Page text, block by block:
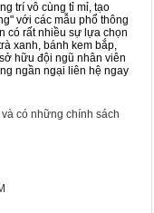
trí vô cùng tỉ mỉ, tạo
với các mẫu phổ thông
có rất nhiều sự lựa chọn
xanh, bánh kem bắp,
hữu đội ngũ nhân viên
ngần ngại liên hệ ngay
có những chính sách